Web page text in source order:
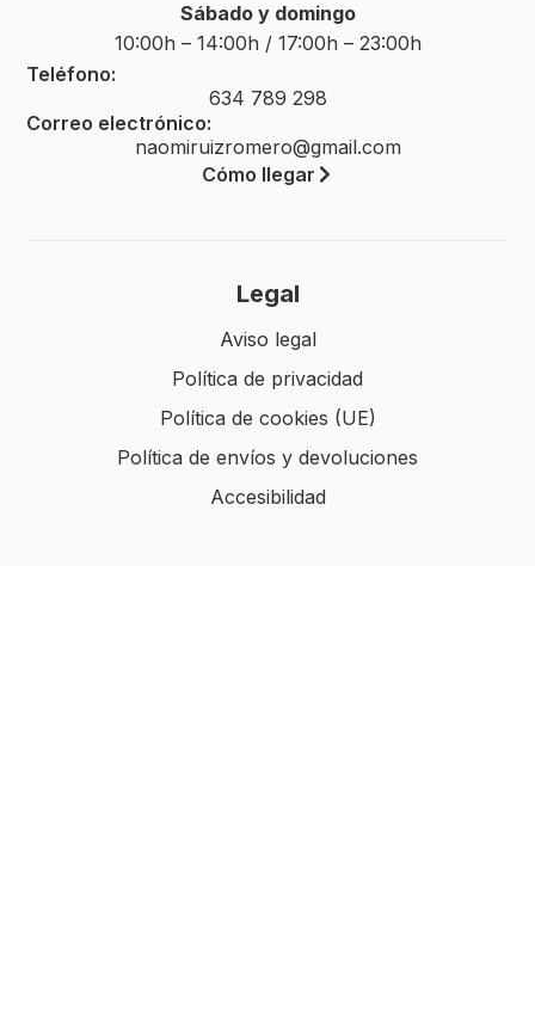
Sábado y domingo
10:00h – 14:00h / 17:00h – 23:00h
Teléfono:
634 789 298
Correo electrónico:
naomiruizromero@gmail.com
Cómo llegar
Legal
Aviso legal
Política de privacidad
Política de cookies (UE)
Política de envíos y devoluciones
Accesibilidad